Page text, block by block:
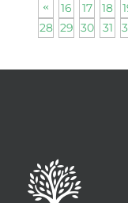
16 17 18
28 29 30 31